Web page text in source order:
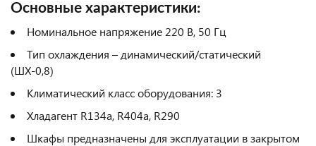
Основные характеристики:
Номинальное напряжение 220 В, 50 Гц
Тип охлаждения – динамический/статический
(ШХ-0,8)
Климатический класс оборудования: 3
Хладагент R134a, R404a, R290
Шкафы предназначены для эксплуатации в закрытом